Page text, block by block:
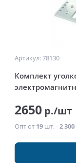
Артикул: 78130
Комплект
2650 р./шт
Опт от 19 шт. -2